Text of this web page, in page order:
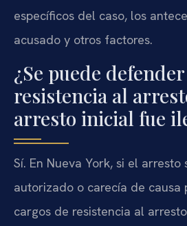
específicos del caso, los
acusado y otros factores.
¿Se puede
resistencia al
arresto inicial fue
Sí. En Nueva York, si el
autorizado o carecía de causa
cargos de resistencia al